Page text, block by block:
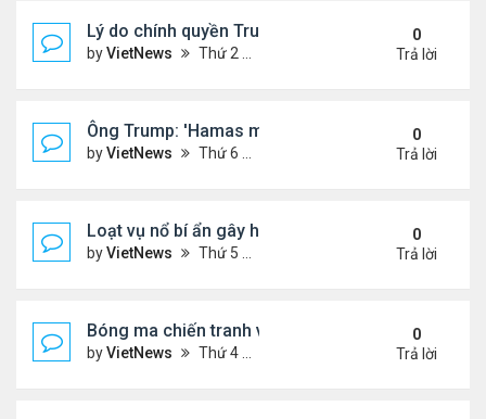
Lý do chính quyền Trump khó truy tố ông Obama
byVietNews Thứ 2 Tháng 7 28, 2025 5:24 pm
0
Trả lời
Ông Trump: 'Hamas muốn chết thay vì ngừng bắn'
byVietNews Thứ 6 Tháng 7 25, 2025 5:40 pm
0
Trả lời
Loạt vụ nổ bí ẩn gây hoang mang ở Iran
byVietNews Thứ 5 Tháng 7 24, 2025 3:50 pm
0
Trả lời
Bóng ma chiến tranh với Israel ám ảnh người Iran
byVietNews Thứ 4 Tháng 7 23, 2025 5:32 pm
0
Trả lời